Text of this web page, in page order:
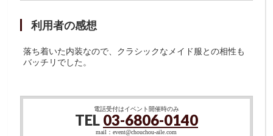
利用者の感想
落ち着いた内装なので、クラシックなメイド服との相性も
バッチリでした。
電話受付はイベント開催時のみ
TEL 03-6806-0140
mail：event@chouchou-aile.com